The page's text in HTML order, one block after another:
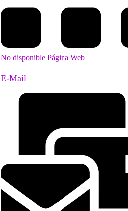
No disponible Página Web
E-Mail